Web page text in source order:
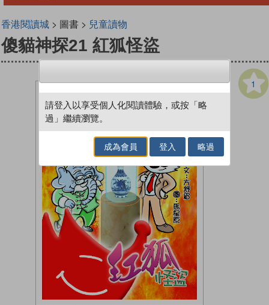
香港閱讀城> 圖書 > 兒童讀物
傻貓神探21 紅狐怪盜
1
請登入以享受個人化閱讀體驗，或按「略
過」繼續瀏覽。
成為會員 登入 略過